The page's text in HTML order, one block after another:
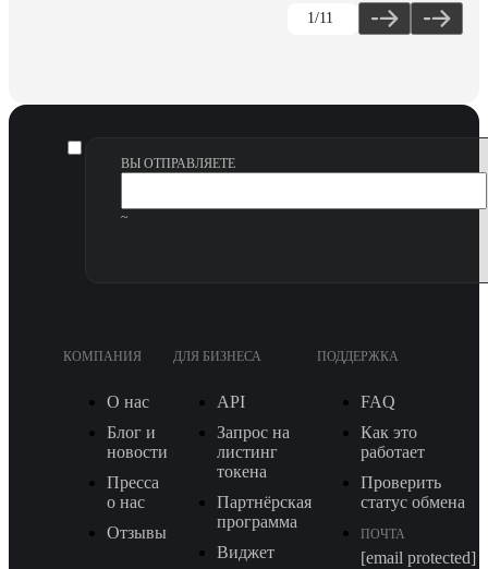
1/11
ВЫ ОТПРАВЛЯЕТЕ
~
КОМПАНИЯ
О нас
Блог и
новости
Пресса
о нас
Отзывы
ДЛЯ БИЗНЕСА
API
Запрос на
листинг
токена
Партнёрская
программа
Виджет
ПОДДЕРЖКА
FAQ
Как это
работает
Проверить
статус обмена
ПОЧТА
[email protected]